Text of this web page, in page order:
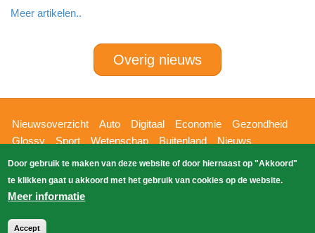
Meer artikelen..
Overig nieuws
Hoofdnavigatie
Nieuwsoverzicht Auto Digitaal Economie
Gezondheid
Glossy
Sport Wetenschap Buitenland
Nieuws
Bizzpress
Blik op 112 Provincies
Weekoverzicht
Zoeken
Copyright Blik Op Nieuws 2026gehost
Door gebruik te maken van deze website of door hiernaast op "Akkoord"
te klikken gaat u akkoord met het gebruik van cookies op de website.
Meer informatie
Accept